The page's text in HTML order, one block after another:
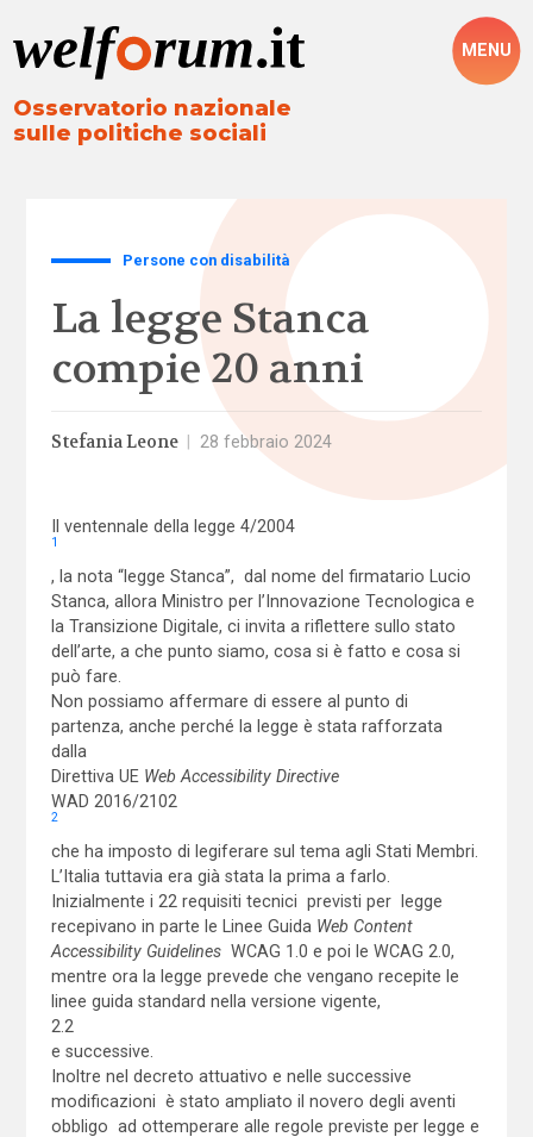
Osservatorio nazionale
sulle politiche sociali
MENU
Persone con disabilità
La legge Stanca
compie 20 anni
Stefania Leone 28 febbraio 2024
Il ventennale della legge 4/2004
1
, la nota “legge Stanca”, dal nome del firmatario Lucio
Stanca, allora Ministro per l’Innovazione Tecnologica e
la Transizione Digitale, ci invita a riflettere sullo stato
dell’arte, a che punto siamo, cosa si è fatto e cosa si
può fare.
Non possiamo affermare di essere al punto di
partenza, anche perché la legge è stata rafforzata
dalla
Direttiva UE Web Accessibility Directive
WAD 2016/2102
2
che ha imposto di legiferare sul tema agli Stati Membri.
L’Italia tuttavia era già stata la prima a farlo.
Inizialmente i 22 requisiti tecnici previsti per legge
recepivano in parte le Linee Guida Web Content
Accessibility Guidelines WCAG 1.0 e poi le WCAG 2.0,
mentre ora la legge prevede che vengano recepite le
linee guida standard nella versione vigente,
2.2
e successive.
Inoltre nel decreto attuativo e nelle successive
modificazioni è stato ampliato il novero degli aventi
obbligo ad ottemperare alle regole previste per legge e